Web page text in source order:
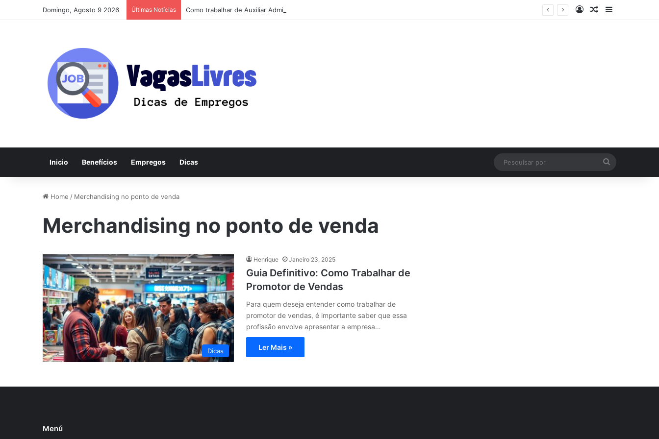
Domingo, Agosto 9 2026 Últimas Notícias Como trabalhar de Auxiliar Administrativo e conseguir a primeira vaga rápido Log InArtigo Aleatório
Sidebar
Inicio Benefícios Empregos Dicas
por
Home / Merchandising no ponto de venda
Merchandising no ponto de venda
Dicas
Henrique Janeiro 23, 2025
Guia Definitivo: Como Trabalhar de
Promotor de Vendas
Para quem deseja entender como trabalhar de
promotor de vendas, é importante saber que essa
profissão envolve apresentar a empresa…
Ler Mais »
Menú